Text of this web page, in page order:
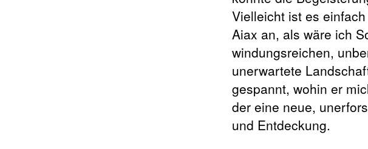
Vielleicht ist es
Aiax an, als wäre ich
windungsreichen,
unerwartete
gespannt, wohin er
der eine neue,
und Entdeckung.